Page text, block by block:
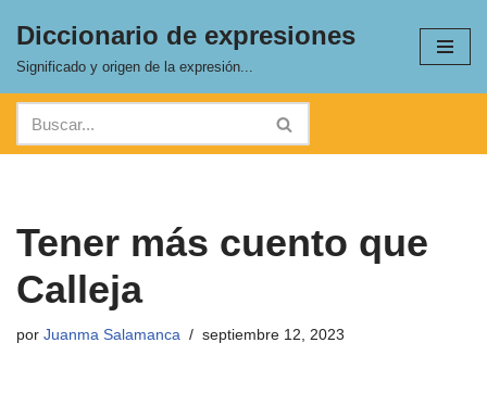
Saltar
contenido
Diccionario de expresiones
Significado y origen de la expresión...
Tener más cuento que
Calleja
por Juanma Salamanca septiembre 12, 2023